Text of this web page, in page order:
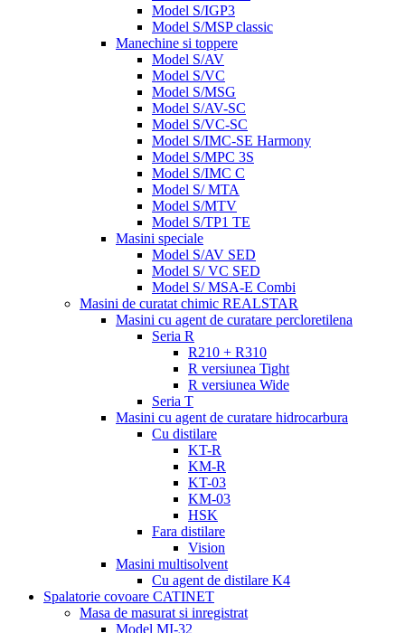
Model S/IGP3
Model S/MSP classic
Manechine si toppere
Model S/AV
Model S/VC
Model S/MSG
Model S/AV-SC
Model S/VC-SC
Model S/IMC-SE Harmony
Model S/MPC 3S
Model S/IMC C
Model S/ MTA
Model S/MTV
Model S/TP1 TE
Masini speciale
Model S/AV SED
Model S/ VC SED
Model S/ MSA-E Combi
Masini de curatat chimic REALSTAR
Masini cu agent de curatare percloretilena
Seria R
R210 + R310
R versiunea Tight
R versiunea Wide
Seria T
Masini cu agent de curatare hidrocarbura
Cu distilare
KT-R
KM-R
KT-03
KM-03
HSK
Fara distilare
Vision
Masini multisolvent
Cu agent de distilare K4
Spalatorie covoare CATINET
Masa de masurat si inregistrat
Model MI-32